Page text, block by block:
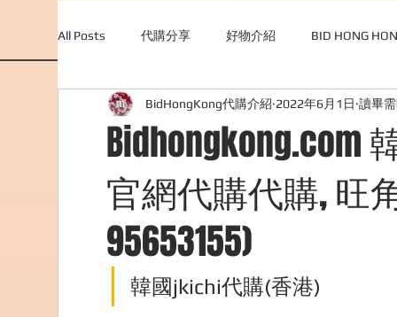
All Posts 代購分享 好物介紹 BID HONG
外國購物網站介紹 ABOUT ME ABOUT
美食團購 購物 台灣代購網站
Bidhongkong.com
官網代購代購, 旺角
95653155)
BidHongKong代購介紹 2022年6月1日 讀畢
韓國jkichi代購(香港)